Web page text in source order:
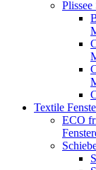
Plissee
Textile
ECO